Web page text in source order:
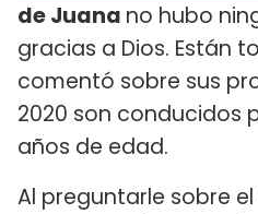
de Juana no hubo
gracias a Dios. Están
comentó sobre sus
2020 son conducidos
años de edad.
Al preguntarle sobre